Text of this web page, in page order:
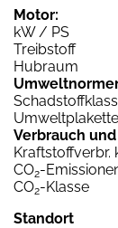
Motor:
kW / PS
Treibstoff
Hubraum
Umweltplakette
Verbrauch und
Kraftstoffverbr.
CO2-
CO2-Klasse
Standort